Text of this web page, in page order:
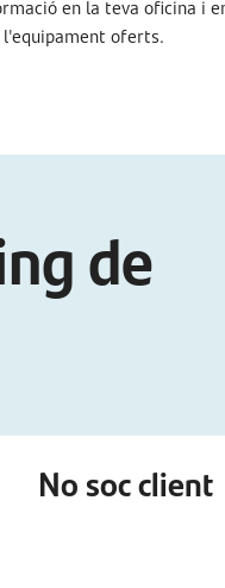
en la teva oficina i
oferts.
de
No soc client